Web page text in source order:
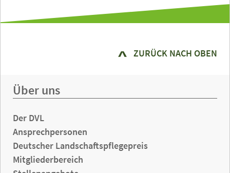
ZURÜCK NACH OBEN
Über uns
Der DVL
Ansprechpersonen
Deutscher Landschaftspflegepreis
Mitgliederbereich